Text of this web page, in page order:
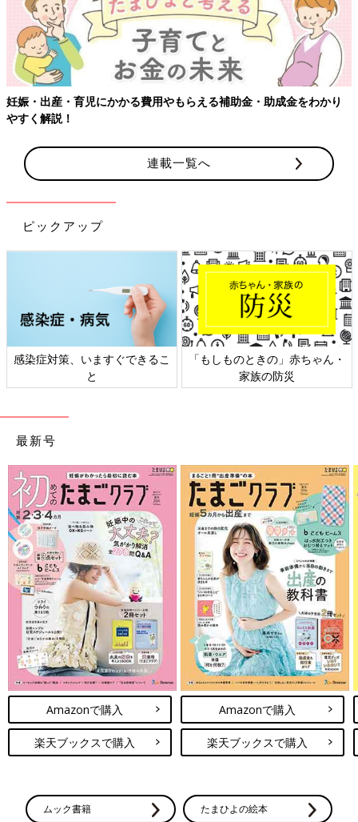
り
連載一覧へ
ピックアップ
ゃん・
日本外来小児科学会リーフレッ
六星占術 細木かおりさ
最新号
Amazonで購入
楽天ブックスで購入
Amazonで購入
楽天ブックスで購入
ムック書籍 たまひよの絵本